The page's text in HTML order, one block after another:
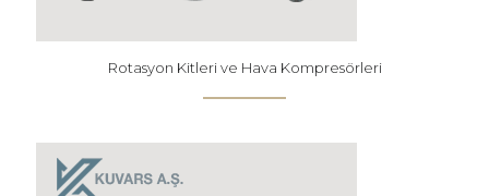
Rotasyon Kitleri ve Hava Kompresörleri